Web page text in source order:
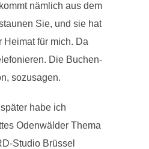
nämlich aus dem
Sie, und sie hat
Heimat für mich. Da
Die Buchen-
sozusagen.
habe ich
Odenwälder Thema
Studio Brüssel